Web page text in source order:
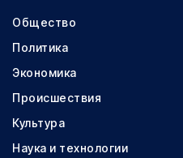
Общество
Политика
Экономика
Происшествия
Культура
Наука и технологии